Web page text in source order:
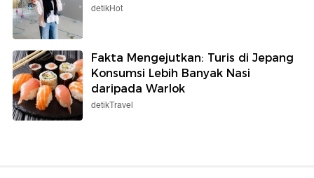
detikHot
Fakta Mengejutkan: Turis di Jepang
Konsumsi Lebih Banyak Nasi
daripada Warlok
detikTravel